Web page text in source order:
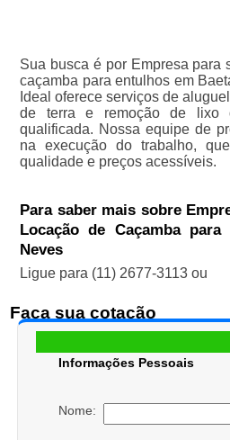
Sua busca é por Empresa para
caçamba para entulhos em
Ideal oferece serviços de
de terra e remoção de lixo
qualificada. Nossa equipe de
na execução do trabalho,
qualidade e preços acessíveis.
Para saber mais sobre
Locação de Caçamba
Neves
Ligue para (11) 2677-3113ou
Faça sua cotação
Informações Pessoais
Nome: